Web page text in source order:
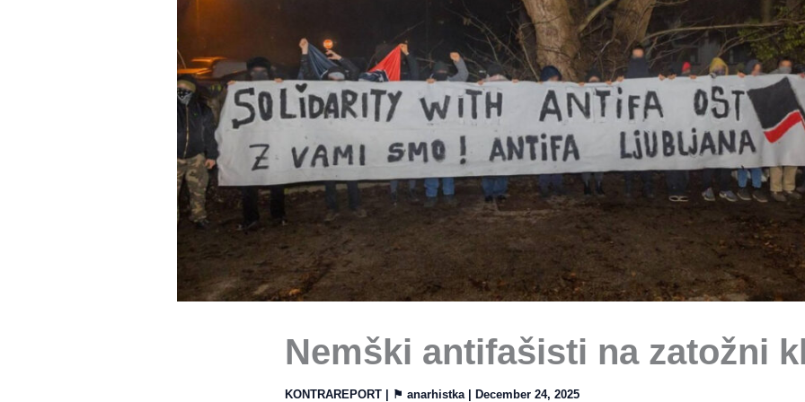
Nemški antifašisti na zatožni
KONTRAREPORT | ⚑ anarhistka December 24, 2025